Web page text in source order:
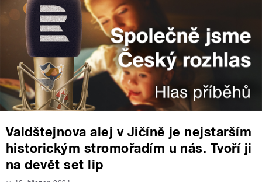
Valdštejnova alej v Jičíně je nejstarším
historickým stromořadím u nás. Tvoří ji
na devět set lip